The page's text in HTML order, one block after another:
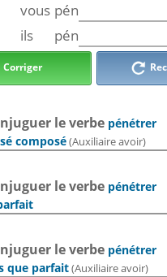
vous pén
ils
pén
Corriger
le verbe pénétrer
composé(Auxiliaire avoir)
le verbe pénétrer
le verbe pénétrer
que parfait(Auxiliaire avoir)